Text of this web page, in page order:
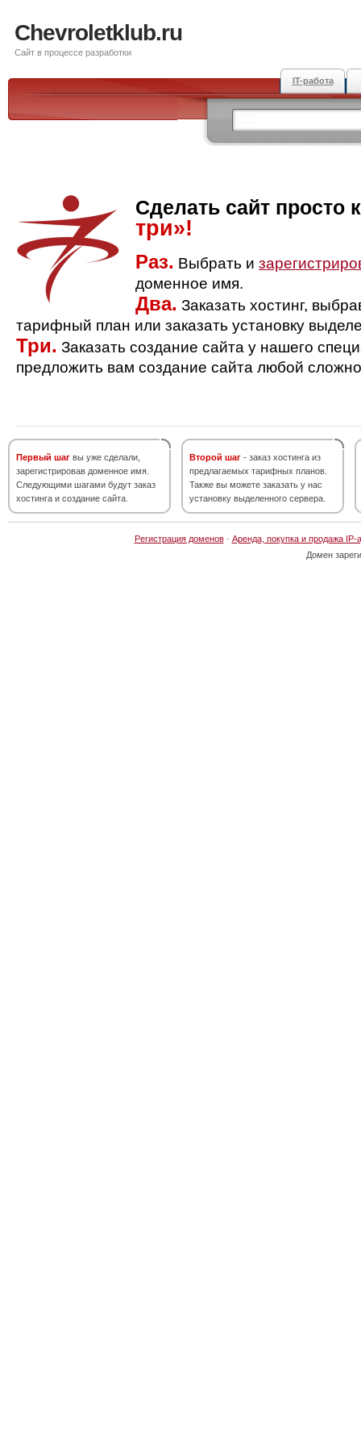
Chevroletklub.ru
Сайт в процессе разработки
IT-работа
Сделать сайт просто
три»!
Раз. Выбрать и
доменное имя.
Два. Заказать хостинг,
тарифный план или заказать установку
Три. Заказать создание сайта у нашего
предложить вам создание сайта любой
Первый шаг вы уже сделали,
зарегистрировав доменное имя.
Следующими шагами будут заказ
хостинга и создание сайта.
Второй шаг - заказ хостинга из
предлагаемых тарифных планов.
Также вы можете заказать у нас
установку выделенного сервера.
Регистрация доменов· Аренда, покупка и продажа IP-
Домен